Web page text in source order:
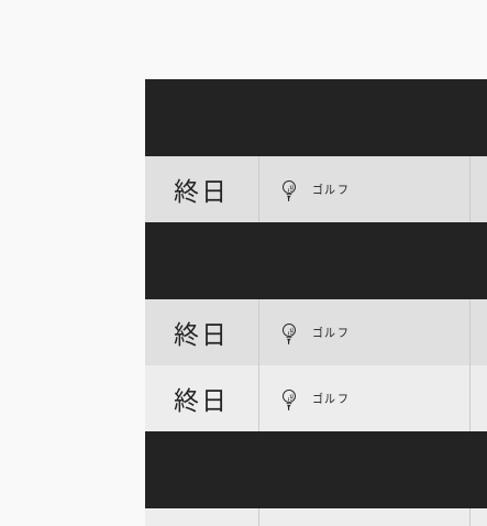
終日 ゴルフ
終日 ゴルフ
終日 ゴルフ